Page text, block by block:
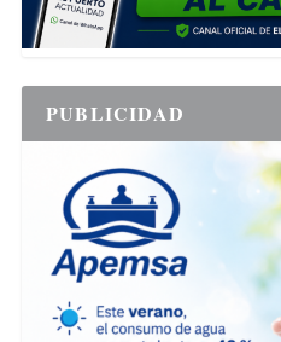
PUBLICIDAD